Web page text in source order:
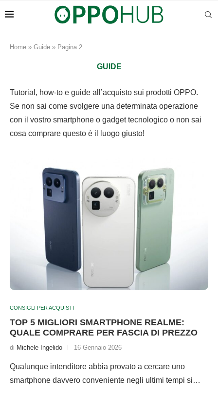
Home » Guide » Pagina 2
GUIDE
Tutorial, how-to e guide all’acquisto sui prodotti OPPO.
Se non sai come svolgere una determinata operazione
con il vostro smartphone o gadget tecnologico o non sai
cosa comprare questo è il luogo giusto!
CONSIGLI PER ACQUISTI
TOP 5 MIGLIORI SMARTPHONE REALME:
QUALE COMPRARE PER FASCIA DI PREZZO
di Michele Ingelido 16 Gennaio 2026
Qualunque intenditore abbia provato a cercare uno
smartphone davvero conveniente negli ultimi tempi si…